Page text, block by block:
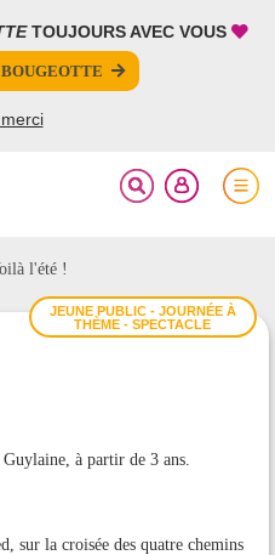
TOUJOURS AVEC VOUS
l'été !
JEUNE PUBLIC - JOURNÉE À
THÈME - SPECTACLE
à partir de 3 ans.
sur la croisée des quatre chemins
FERMER
FERMER
a été effectuée.